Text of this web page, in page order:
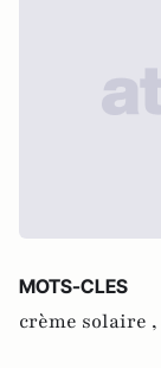
MOTS-CLES
crème solaire ,